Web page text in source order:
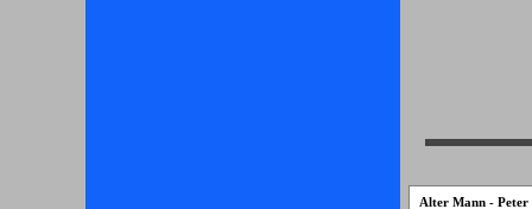
Alter Mann -